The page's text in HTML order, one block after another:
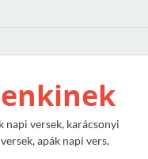
napi versek, karácsonyi
apák napi vers,